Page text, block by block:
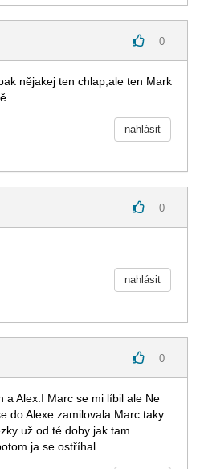
0
nějakej ten chlap,ale ten Mark
nahlásit
0
nahlásit
0
a Alex.I Marc se mi líbil ale Ne
do Alexe zamilovala.Marc taky
už od té doby jak tam
ja se ostříhal